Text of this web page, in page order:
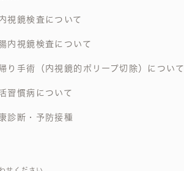
視鏡検査について
内視鏡検査について
り手術（内視鏡的ポリープ切除）について
習慣病について
診断・予防接種